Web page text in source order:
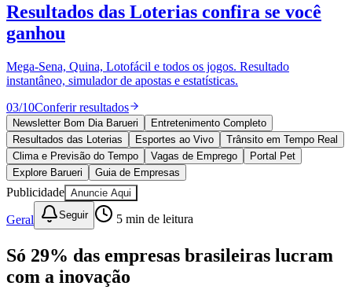
Anuncie no Portal
Cadastrar Empresa
Divulgar Vagas
Política
Esportes
Saúde
Segurança
Cultura
Meio Ambiente
Obras
Educação
Bairros de Barueri
Selecione sua regiãoPara notícias da sua região
Resultados das Loterias confira se você
ganhou
Mega-Sena, Quina, Lotofácil e todos os jogos. Resultado
instantâneo, simulador de apostas e estatísticas.
03/10Conferir resultados
Newsletter Bom Dia Barueri
Entretenimento Completo
Resultados das Loterias
Esportes ao Vivo
Trânsito em Tempo Real
Clima e Previsão do Tempo
Vagas de Emprego
Portal Pet
Explore Barueri
Guia de Empresas
Publicidade Anuncie Aqui
Geral Seguir 5 min de leitura
Só 29% das empresas brasileiras lucram
com a inovação